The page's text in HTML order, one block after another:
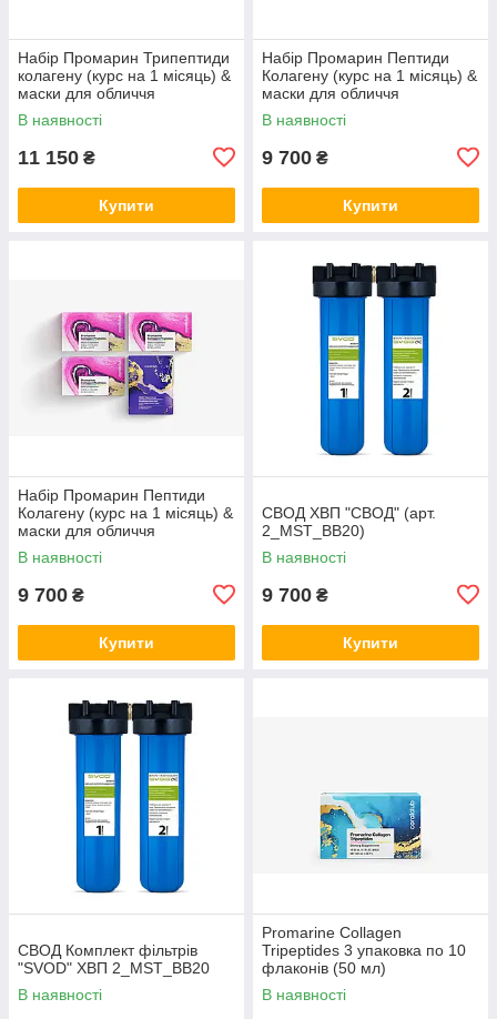
Набір Промарин Трипептиди
колагену (курс на 1 місяць) &
маски для обличчя
біоцелюлозні Skin Harmony
(5 саше)
В наявності
11 150 ₴
Купити
Набір Промарин Пептиди
Колагену (курс на 1 місяць) &
маски для обличчя
біоцелюлозні Hydro Boost (5
саше)
В наявності
9 700 ₴
Купити
Набір Промарин Пептиди
Колагену (курс на 1 місяць) &
маски для обличчя
біоцелюлозні Skin Harmony
(5 саше)
В наявності
9 700 ₴
Купити
СВОД ХВП "СВОД" (арт.
2_MST_BB20)
В наявності
9 700 ₴
Купити
СВОД Комплект фільтрів
"SVOD" ХВП 2_MST_BB20
В наявності
Promarine Collagen
Tripeptides 3 упаковка по 10
флаконів (50 мл)
В наявності